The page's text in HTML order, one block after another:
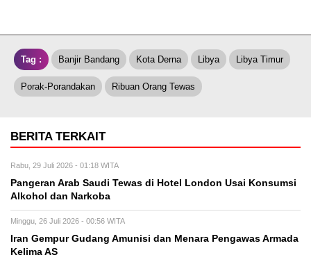
Tag : Banjir Bandang Kota Derna Libya Libya Timur
Porak-Porandakan Ribuan Orang Tewas
BERITA TERKAIT
Rabu, 29 Juli 2026 - 01:18 WITA
Pangeran Arab Saudi Tewas di Hotel London Usai Konsumsi
Alkohol dan Narkoba
Minggu, 26 Juli 2026 - 00:56 WITA
Iran Gempur Gudang Amunisi dan Menara Pengawas Armada
Kelima AS